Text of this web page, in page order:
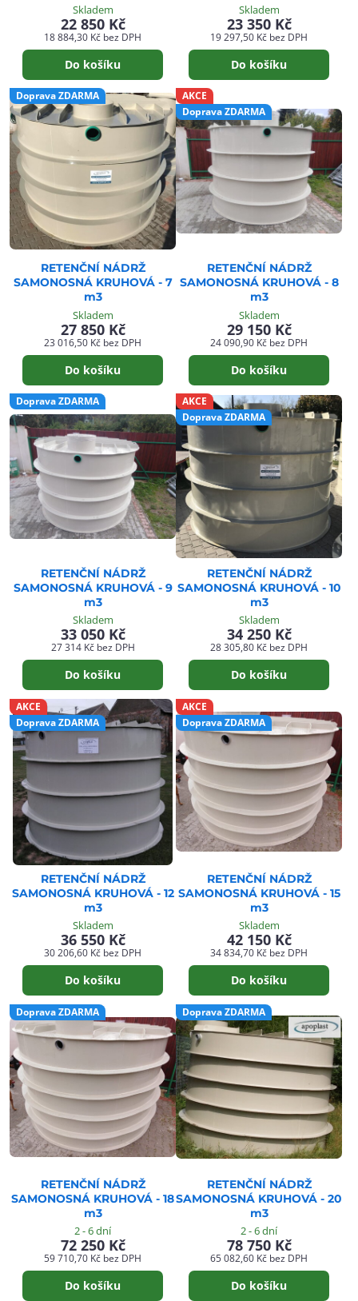
Skladem
22 850 Kč
18 884,30 Kč bez DPH
Do košíku
Skladem
23 350 Kč
19 297,50 Kč bez DPH
Do košíku
Doprava ZDARMA
RETENČNÍ NÁDRŽ
SAMONOSNÁ KRUHOVÁ - 7
m3
Skladem
27 850 Kč
23 016,50 Kč bez DPH
Do košíku
AKCE
Doprava ZDARMA
RETENČNÍ NÁDRŽ
SAMONOSNÁ KRUHOVÁ - 8
m3
Skladem
29 150 Kč
24 090,90 Kč bez DPH
Do košíku
Doprava ZDARMA
RETENČNÍ NÁDRŽ
SAMONOSNÁ KRUHOVÁ - 9
m3
Skladem
33 050 Kč
27 314 Kč bez DPH
Do košíku
AKCE
Doprava ZDARMA
RETENČNÍ NÁDRŽ
SAMONOSNÁ KRUHOVÁ - 10
m3
Skladem
34 250 Kč
28 305,80 Kč bez DPH
Do košíku
AKCE
Doprava ZDARMA
RETENČNÍ NÁDRŽ
SAMONOSNÁ KRUHOVÁ - 12
m3
Skladem
36 550 Kč
30 206,60 Kč bez DPH
Do košíku
AKCE
Doprava ZDARMA
RETENČNÍ NÁDRŽ
SAMONOSNÁ KRUHOVÁ - 15
m3
Skladem
42 150 Kč
34 834,70 Kč bez DPH
Do košíku
Doprava ZDARMA
RETENČNÍ NÁDRŽ
SAMONOSNÁ KRUHOVÁ - 18
m3
2 - 6 dní
72 250 Kč
59 710,70 Kč bez DPH
Do košíku
Doprava ZDARMA
RETENČNÍ NÁDRŽ
SAMONOSNÁ KRUHOVÁ - 20
m3
2 - 6 dní
78 750 Kč
65 082,60 Kč bez DPH
Do košíku